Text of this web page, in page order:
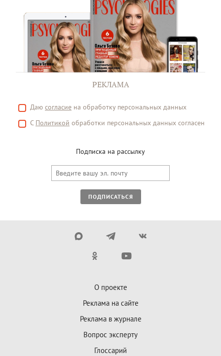
РЕКЛАМА
Даю согласие на обработку персональных данных
С Политикой обработки персональных данных согласен
Подписка на рассылку
ПОДПИСАТЬСЯ
О проекте
Реклама на сайте
Реклама в журнале
Вопрос эксперту
Глоссарий